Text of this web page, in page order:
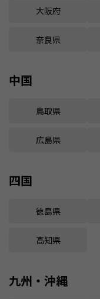
大阪府
奈良県
中国
鳥取県
広島県
四国
徳島県
高知県
九州・沖縄